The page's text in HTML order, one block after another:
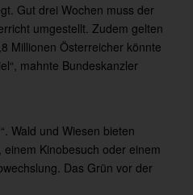
Gut drei Wochen muss der
umgestellt. Zudem gelten
Millionen Österreicher könnte
mahnte Bundeskanzler
Wald und Wiesen bieten
Kinobesuch oder einem
Das Grün vor der